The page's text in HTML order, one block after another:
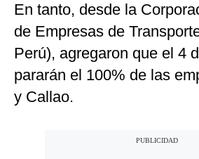
En tanto, desde la
de Empresas de
Perú), agregaron que el 4
pararán el 100% de las
y Callao.